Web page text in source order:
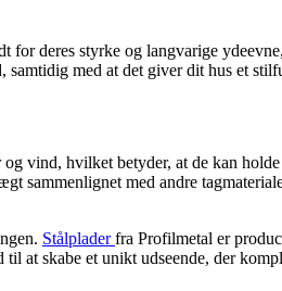
for deres styrke og langvarige
med at det giver dit hus et
vind, hvilket betyder, at de kan
sammenlignet med andre
Stålpladerfra Profilmetal er
at skabe et unikt udseende, der